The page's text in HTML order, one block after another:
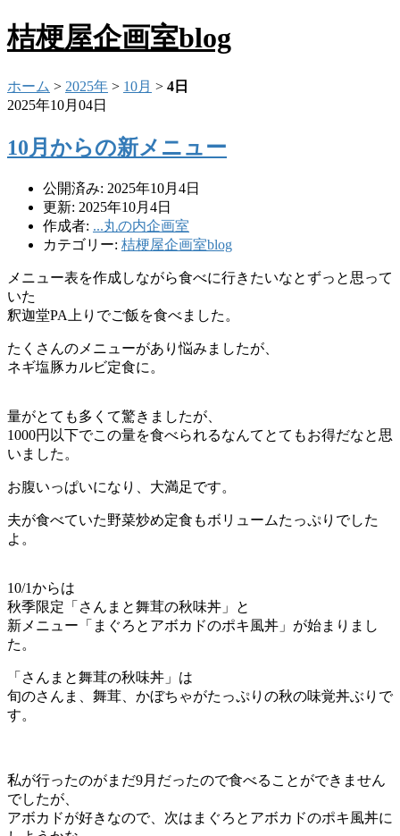
桔梗屋企画室blog
ホーム > 2025年 > 10月 > 4日
2025年10月04日
10月からの新メニュー
公開済み: 2025年10月4日
更新: 2025年10月4日
作成者: ...丸の内企画室
カテゴリー: 桔梗屋企画室blog
メニュー表を作成しながら食べに行きたいなとずっと思って
いた
釈迦堂PA上りでご飯を食べました。
たくさんのメニューがあり悩みましたが、
ネギ塩豚カルビ定食に。
量がとても多くて驚きましたが、
1000円以下でこの量を食べられるなんてとてもお得だなと思
いました。
お腹いっぱいになり、大満足です。
夫が食べていた野菜炒め定食もボリュームたっぷりでした
よ。
10/1からは
秋季限定「さんまと舞茸の秋味丼」と
新メニュー「まぐろとアボカドのポキ風丼」が始まりまし
た。
「さんまと舞茸の秋味丼」は
旬のさんま、舞茸、かぼちゃがたっぷりの秋の味覚丼ぶりで
す。
私が行ったのがまだ9月だったので食べることができません
でしたが、
アボカドが好きなので、次はまぐろとアボカドのポキ風丼に